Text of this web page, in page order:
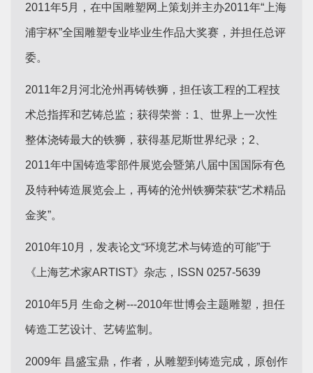
2011年5月，在中国雕塑网上策划并主办2011年“上海
浦宇杯”全国雕塑专业毕业生作品大奖赛，并担任总评
委。
2011年2月河北沧州再铸铁狮，担任该工程的工程技
术总指挥和艺铸总监；获得荣誉：1、世界上一次性
整体浇铸最大的铁狮，获得基尼斯世界纪录；2、
2011年中国铸造零部件展览会暨第八届中国国际有色
及特种铸造展览会上，再铸的沧州铁狮荣获“艺术精品
金奖”。
2010年10月，发表论文“环境艺术与铸造的可能”于
《上海艺术家ARTIST》杂志，ISSN 0257-5639
2010年5月 生命之树---2010年世博会主题雕塑，担任
铸造工艺设计、艺铸监制。
2009年 昌盛宝鼎，作者，从雕塑到铸造完成，原创作